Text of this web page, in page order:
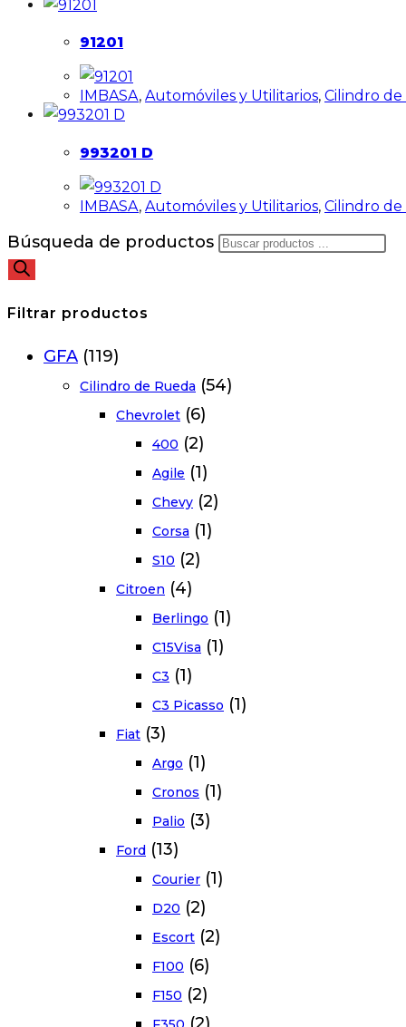
91201
IMBASA, Automóviles y Utilitarios, Cilindro
993201 D
IMBASA, Automóviles y Utilitarios, Cilindro
Búsqueda de productos
Filtrar productos
GFA (119)
Cilindro de Rueda (54)
Chevrolet (6)
400 (2)
Agile (1)
Chevy (2)
Corsa (1)
S10 (2)
Citroen (4)
Berlingo (1)
C15Visa (1)
C3 (1)
C3 Picasso (1)
Fiat (3)
Argo (1)
Cronos (1)
Palio (3)
Ford (13)
Courier (1)
D20 (2)
Escort (2)
F100 (6)
F150 (2)